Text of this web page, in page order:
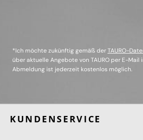
*Ich möchte zukünftig gemäß derTAURO-
über aktuelle Angebote von TAURO per E-Mail
Abmeldung ist jederzeit kostenlos möglich.
KUNDENSERVICE